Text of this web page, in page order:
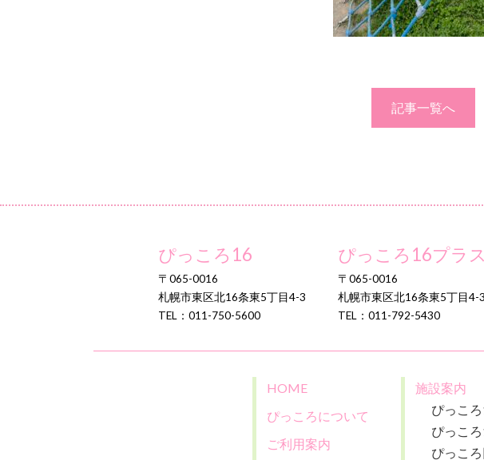
記事一覧へ
ぴっころ16
〒065-0016
札幌市東区北16条東5丁目4-3
TEL：011-750-5600
ぴっころ16プラス
〒065-0016
札幌市東区北16条東5丁目
TEL：011-792-5430
HOME
ぴっころについて
ご利用案内
施設案内
ぴっこ
ぴっこ
ぴっこ